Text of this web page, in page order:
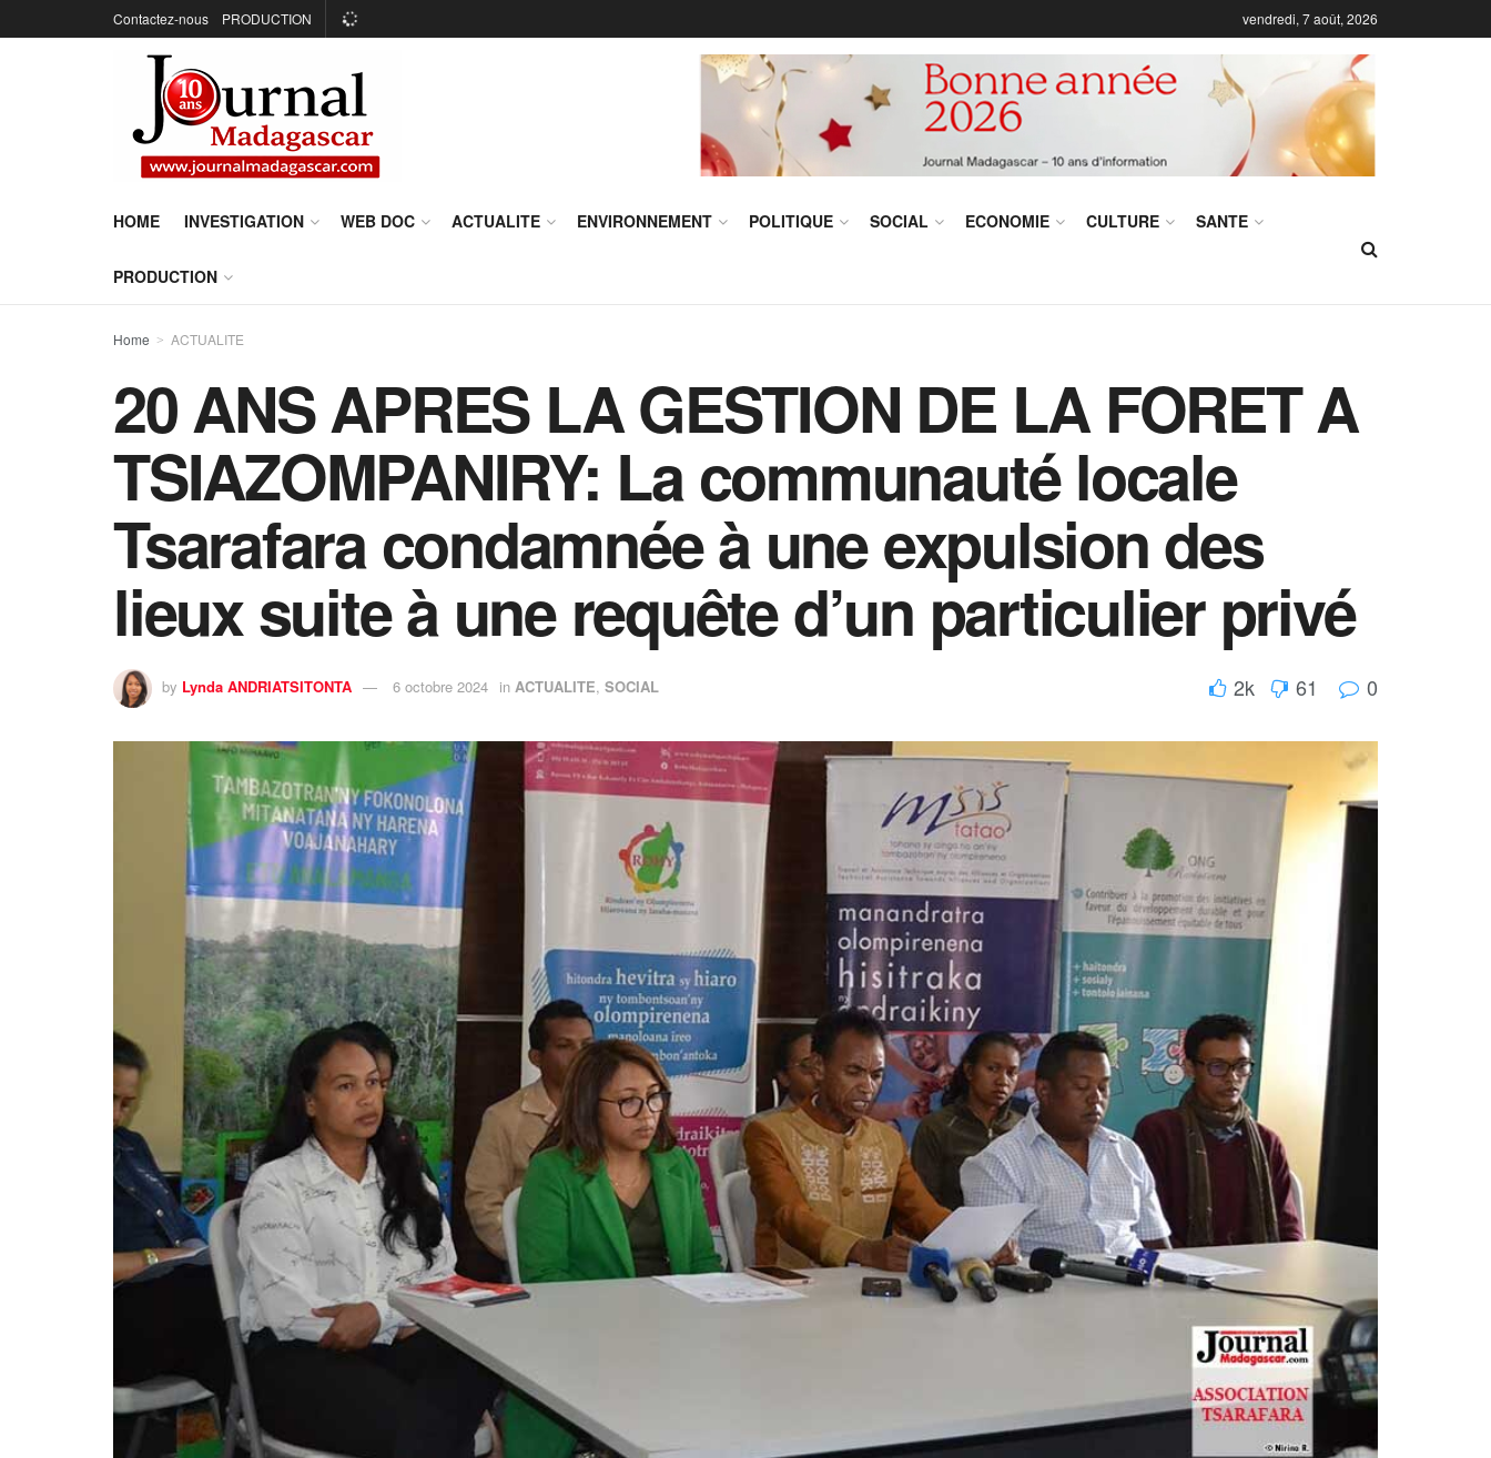
Contactez-nous PRODUCTION vendredi, 7 août, 2026
HOME INVESTIGATION WEB DOC ACTUALITE ENVIRONNEMENT POLITIQUE SOCIAL ECONOMIE CULTURE SANTE
PRODUCTION
Home ACTUALITE
20 ANS APRES LA GESTION DE LA FORET A
TSIAZOMPANIRY: La communauté locale
Tsarafara condamnée à une expulsion des
lieux suite à une requête d’un particulier privé
by Lynda ANDRIATSITONTA 6 octobre 2024 in ACTUALITE, SOCIAL 2k 61 0